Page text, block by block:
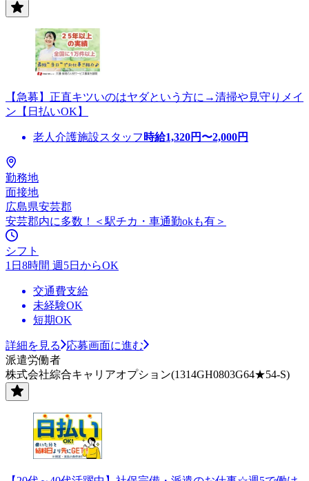
【急募】正直キツいのはヤダという方に→清掃や見守りメイ
ン【日払いOK】
老人介護施設スタッフ 時給1,320円〜2,000円
勤務地
面接地
広島県安芸郡
安芸郡内に多数！＜駅チカ・車通勤okも有＞
シフト
1日8時間 週5日からOK
交通費支給
未経験OK
短期OK
詳細を見る
応募画面に進む
派遣労働者
株式会社綜合キャリアオプション(1314GH0803G64★54-S)